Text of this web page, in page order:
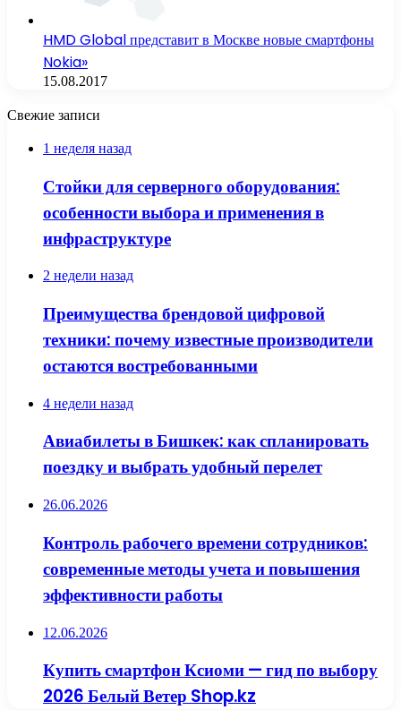
HMD Global представит в Москве новые смартфоны
Nokia»
15.08.2017
Свежие записи
1 неделя назад
Стойки для серверного оборудования:
особенности выбора и применения в
инфраструктуре
2 недели назад
Преимущества брендовой цифровой
техники: почему известные производители
остаются востребованными
4 недели назад
Авиабилеты в Бишкек: как спланировать
поездку и выбрать удобный перелет
26.06.2026
Контроль рабочего времени сотрудников:
современные методы учета и повышения
эффективности работы
12.06.2026
Купить смартфон Ксиоми — гид по выбору
2026 Белый Ветер Shop.kz